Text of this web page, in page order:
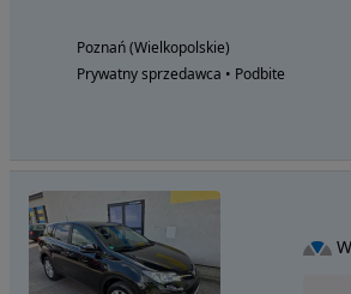
Poznań (Wielkopolskie)
Prywatny sprzedawca • Podbite